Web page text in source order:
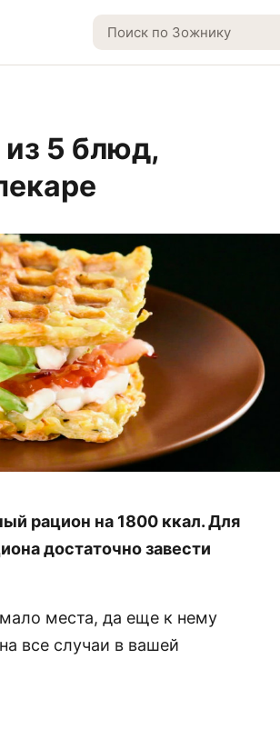
из 5 блюд,
рацион на 1800 ккал. Для
достаточно завести
места, да еще к нему
все случаи в вашей